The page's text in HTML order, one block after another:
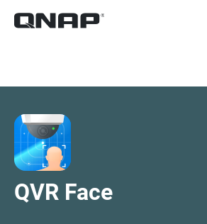
Specyfikacje techniczne
Jak wybrać
QVR Face